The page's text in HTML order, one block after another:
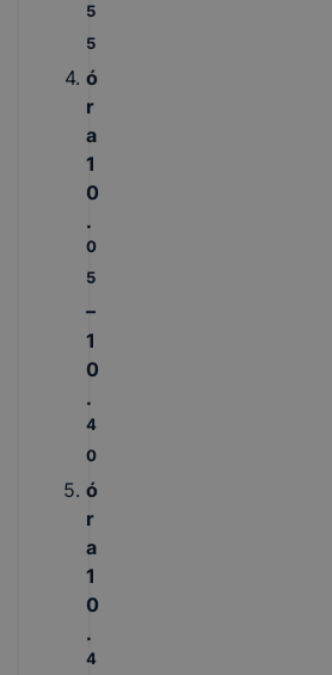
5
5
ó
r
a
1
0
.
0
5
–
1
0
.
4
0
ó
r
a
1
0
.
4